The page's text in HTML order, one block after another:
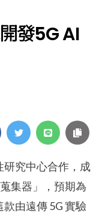
發5G AI
研究中心合作，成
集器」，預期為
由遠傳 5G 實驗